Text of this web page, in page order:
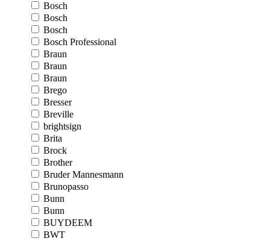
Bosch
Bosch
Bosch
Bosch Professional
Braun
Braun
Braun
Brego
Bresser
Breville
brightsign
Brita
Brock
Brother
Bruder Mannesmann
Brunopasso
Bunn
Bunn
BUYDEEM
BWT